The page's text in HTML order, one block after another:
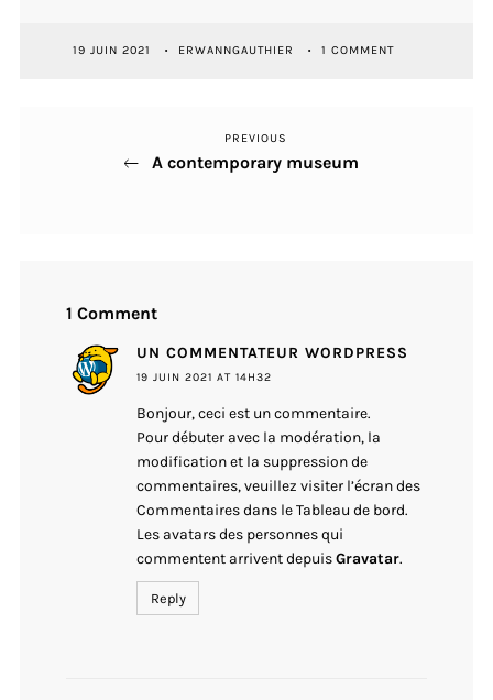
19 JUIN 2021 ERWANNGAUTHIER 1 COMMENT
Previous
Post
PREVIOUS
A contemporary museum
1 Comment
UN COMMENTATEUR WORDPRESS
19 JUIN 2021 AT 14H32
Bonjour, ceci est un commentaire.
Pour débuter avec la modération, la
modification et la suppression de
commentaires, veuillez visiter l’écran des
Commentaires dans le Tableau de bord.
Les avatars des personnes qui
commentent arrivent depuisGravatar.
Reply